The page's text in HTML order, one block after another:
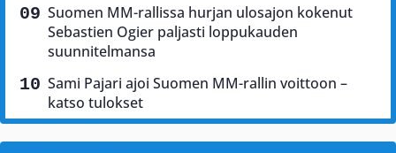
Suomen MM-rallissa hurjan ulosajon kokenut
Sebastien Ogier paljasti loppukauden
suunnitelmansa
Sami Pajari ajoi Suomen MM-rallin voittoon –
katso tulokset